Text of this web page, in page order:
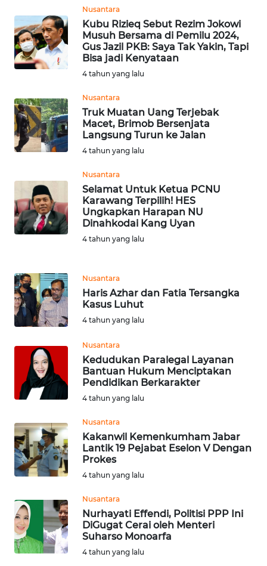
Nusantara
Kubu Rizieq Sebut Rezim Jokowi
Musuh Bersama di Pemilu 2024,
Gus Jazil PKB: Saya Tak Yakin, Tapi
Bisa jadi Kenyataan
4 tahun yang lalu
Nusantara
Truk Muatan Uang Terjebak
Macet, Brimob Bersenjata
Langsung Turun ke Jalan
4 tahun yang lalu
Nusantara
Selamat Untuk Ketua PCNU
Karawang Terpilih! HES
Ungkapkan Harapan NU
Dinahkodai Kang Uyan
4 tahun yang lalu
Nusantara
Haris Azhar dan Fatia Tersangka
Kasus Luhut
4 tahun yang lalu
Nusantara
Kedudukan Paralegal Layanan
Bantuan Hukum Menciptakan
Pendidikan Berkarakter
4 tahun yang lalu
Nusantara
Kakanwil Kemenkumham Jabar
Lantik 19 Pejabat Eselon V Dengan
Prokes
4 tahun yang lalu
Nusantara
Nurhayati Effendi, Politisi PPP Ini
DiGugat Cerai oleh Menteri
Suharso Monoarfa
4 tahun yang lalu
WN
INDRAMAYU
WN
WN
MAJALENGKA
WN
WN
SUKABUMI
WN
PRIANGAN
TIMUR
SEMARANG
WN
SOLO
WN
BOROBUDUR
WN
WN
SURABAYA